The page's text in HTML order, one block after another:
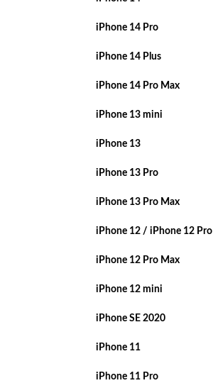
iPhone 14 Pro
iPhone 14 Plus
iPhone 14 Pro Max
iPhone 13 mini
iPhone 13
iPhone 13 Pro
iPhone 13 Pro Max
iPhone 12 / iPhone 12 Pro
iPhone 12 Pro Max
iPhone 12 mini
iPhone SE 2020
iPhone 11
iPhone 11 Pro